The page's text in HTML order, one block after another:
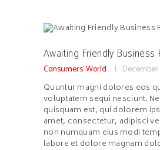
Awaiting Friendly Business
Consumers' World December
Quuntur magni dolores eos
voluptatem sequi nesciunt.
quisquam est, qui dolorem
amet, consectetur, adipisci
non numquam eius modi
labore et dolore magnam